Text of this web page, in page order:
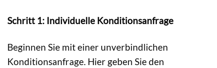
Schritt 1: Individuelle Konditionsanfrage
Beginnen Sie mit einer unverbindlichen
Konditionsanfrage. Hier geben Sie den